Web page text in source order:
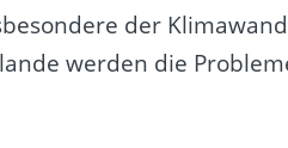
der
werden die